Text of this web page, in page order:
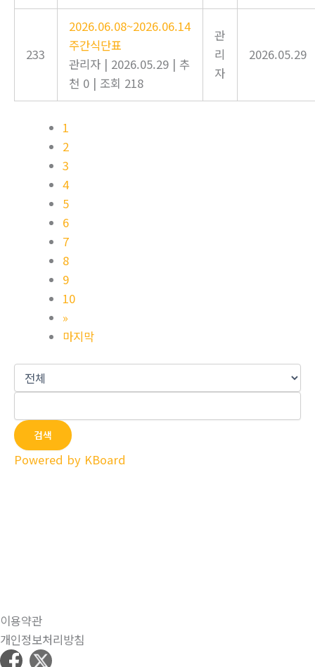
233
2026.06.08~2026.06.14
주간식단표
관리자 | 2026.05.29 | 추
천 0 | 조회 218
관
리
자
2026.05.29
1
2
3
4
5
6
7
8
9
10
»
마지막
검색
Powered by KBoard
이용약관
개인정보처리방침